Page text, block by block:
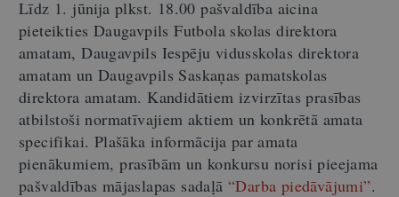
Līdz 1. jūnija plkst. 18.00 pašvaldība aicina
pieteikties Daugavpils Futbola skolas direktora
amatam, Daugavpils Iespēju vidusskolas direktora
amatam un Daugavpils Saskaņas pamatskolas
direktora amatam. Kandidātiem izvirzītas prasības
atbilstoši normatīvajiem aktiem un konkrētā amata
specifikai. Plašāka informācija par amata
pienākumiem, prasībām un konkursu norisi pieejama
pašvaldības mājaslapas sadaļā “Darba piedāvājumi”.